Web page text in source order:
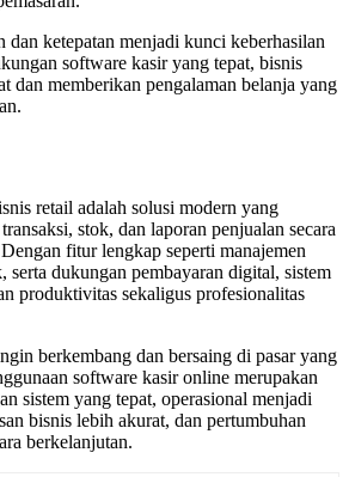
dan ketepatan menjadi kunci keberhasilan
software kasir yang tepat, bisnis
dan memberikan pengalaman belanja yang
retail adalah solusi modern yang
stok, dan laporan penjualan secara
fitur lengkap seperti manajemen
serta dukungan pembayaran digital, sistem
produktivitas sekaligus profesionalitas
berkembang dan bersaing di pasar yang
software kasir online merupakan
sistem yang tepat, operasional menjadi
bisnis lebih akurat, dan pertumbuhan
berkelanjutan.